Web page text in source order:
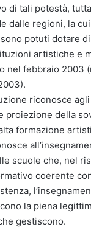
di tali potestà,
dalle regioni, la
potuti dotare
artistiche e
nel febbraio 2003
riconosce
della
formazione
scuole che, nel
coerente
la piena
gestiscono.